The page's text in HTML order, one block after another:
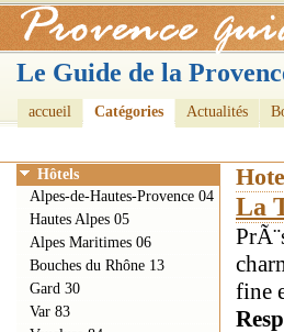
Le Guide de la
accueil Catégories Actualités
La
fine
Hôtels
Alpes-de-Hautes-Provence 04
Hautes Alpes 05
Alpes Maritimes 06
Bouches du Rhône 13
Gard 30
Var 83